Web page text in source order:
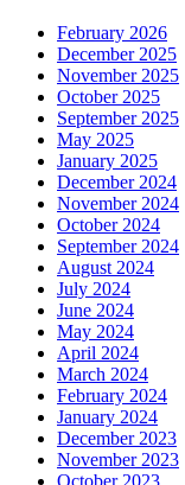
February 2026
December 2025
November 2025
October 2025
September 2025
May 2025
January 2025
December 2024
November 2024
October 2024
September 2024
August 2024
July 2024
June 2024
May 2024
April 2024
March 2024
February 2024
January 2024
December 2023
November 2023
October 2023